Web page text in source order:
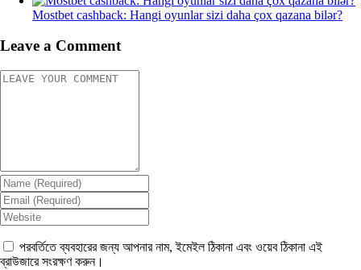
Mostbet cashback: Hangi oyunlar sizi daha çox qazana bilər?
Leave a Comment
পরবর্তিতে ব্যবহারের জন্য আপনার নাম, ইমেইল ঠিকানা এবং ওয়েব ঠিকানা এই
ব্রাউজারে সংরক্ষণ করুন।